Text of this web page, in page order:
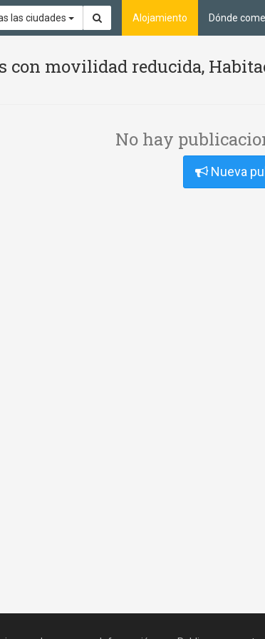
las ciudades Alojamiento Dónde
con movilidad reducida,
No hay
Nueva